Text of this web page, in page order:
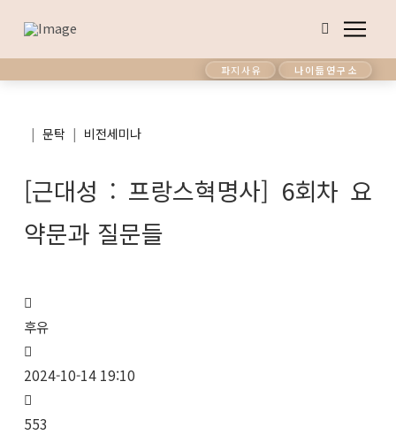
파지사유 나이듦연구소
| 문탁 | 비전세미나
[근대성 : 프랑스혁명사] 6회차 요
약문과 질문들
후유
2024-10-14 19:10
553